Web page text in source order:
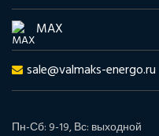
MAX
sale@valmaks-energo.ru
Пн-Сб: 9-19, Вс: выходной